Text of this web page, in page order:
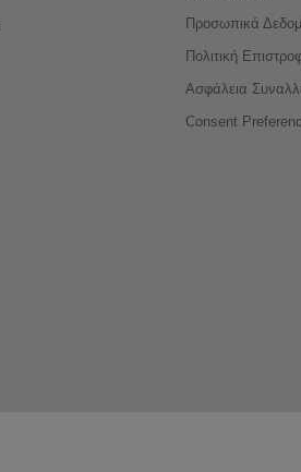
Προσωπικά
Πολιτική
Ασφάλεια
Consent